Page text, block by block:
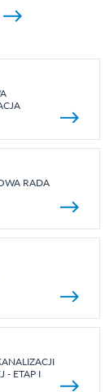
RADA
- ETAP I